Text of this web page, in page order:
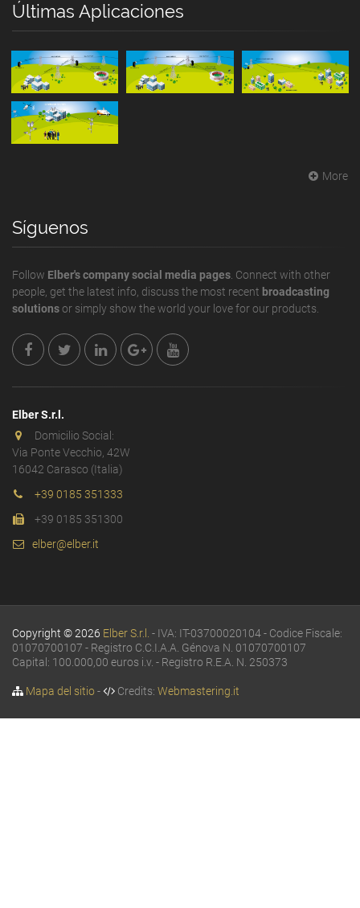
Últimas Aplicaciones
More
Síguenos
Follow Elber's company social media pages . Connect with other
people, get the latest info, discuss the most recent broadcasting
solutionsor simply show the world your love for our products.
Elber S.r.l.
Domicilio Social:
Via Ponte Vecchio, 42W
16042 Carasco (Italia)
+39 0185 351333
+39 0185 351300
elber@elber.it
Copyright © 2026 Elber S.r.l.
- IVA: IT-03700020104 - Codice Fiscale:
01070700107 - Registro C.C.I.A.A. Génova N. 01070700107
Capital: 100.000,00 euros i.v. - Registro R.E.A. N. 250373
Mapa del sitio- Credits: Webmastering.it